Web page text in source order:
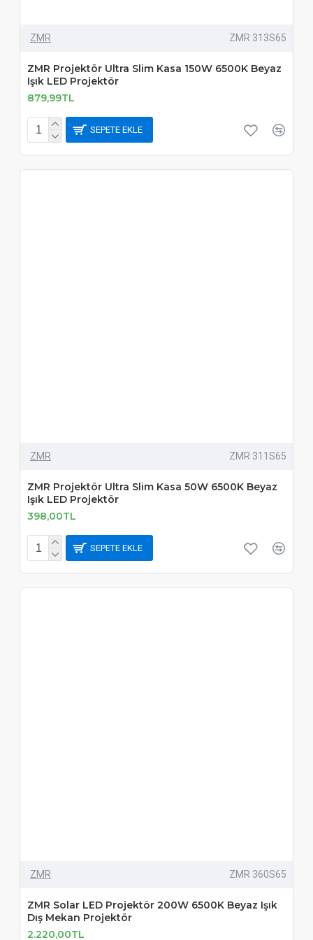
ZMR ZMR 313S65
ZMR Projektör Ultra Slim Kasa 150W 6500K Beyaz
Işık LED Projektör
879,99TL
SEPETE EKLE
ZMR ZMR 311S65
ZMR Projektör Ultra Slim Kasa 50W 6500K Beyaz
Işık LED Projektör
398,00TL
SEPETE EKLE
ZMR ZMR 360S65
ZMR Solar LED Projektör 200W 6500K Beyaz Işık
Dış Mekan Projektör
2.220,00TL